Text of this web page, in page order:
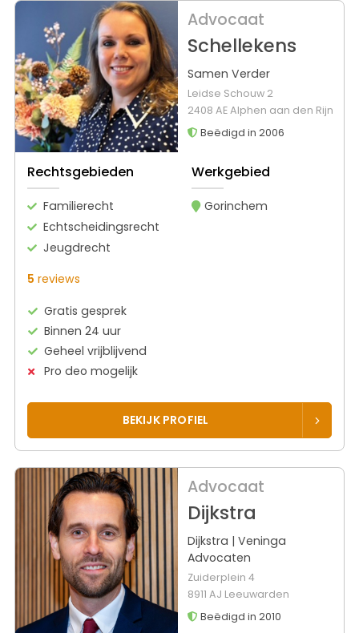
Advocaat
Schellekens
Samen Verder
Leidse Schouw 2
2408 AE Alphen aan den Rijn
Beëdigd in 2006
Rechtsgebieden
Familierecht
Echtscheidingsrecht
Jeugdrecht
Werkgebied
Gorinchem
5 reviews
Gratis gesprek
Binnen 24 uur
Geheel vrijblijvend
Pro deo mogelijk
BEKIJK PROFIEL
Advocaat
Dijkstra
Dijkstra | Veninga
Advocaten
Zuiderplein 4
8911 AJ Leeuwarden
Beëdigd in 2010